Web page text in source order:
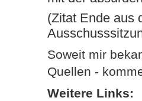
(Zitat Ende aus
Soweit mir
Quellen -
Weitere Links: